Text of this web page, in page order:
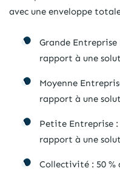
avec une enveloppe
Grande Entreprise
rapport à une
Moyenne
rapport à une
Petite Entreprise :
rapport à une
Collectivité : 50 %